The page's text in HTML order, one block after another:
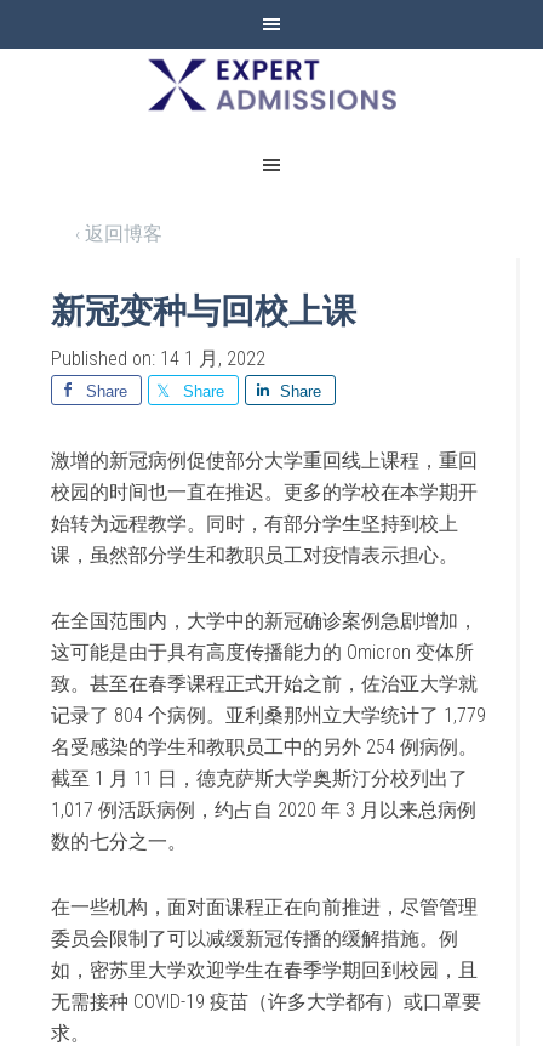
EXPERT
ADMISSIONS
‹ 返回博客
新冠变种与回校上课
Published on: 14 1 月, 2022
Share Share Share
激增的新冠病例促使部分大学重回线上课程，重回
校园的时间也一直在推迟。更多的学校在本学期开
始转为远程教学。同时，有部分学生坚持到校上
课，虽然部分学生和教职员工对疫情表示担心。
在全国范围内，大学中的新冠确诊案例急剧增加，
这可能是由于具有高度传播能力的 Omicron 变体所
致。甚至在春季课程正式开始之前，佐治亚大学就
记录了 804 个病例。亚利桑那州立大学统计了 1,779
名受感染的学生和教职员工中的另外 254 例病例。
截至 1 月 11 日，德克萨斯大学奥斯汀分校列出了
1,017 例活跃病例，约占自 2020 年 3 月以来总病例
数的七分之一。
在一些机构，面对面课程正在向前推进，尽管管理
委员会限制了可以减缓新冠传播的缓解措施。例
如，密苏里大学欢迎学生在春季学期回到校园，且
无需接种 COVID-19 疫苗（许多大学都有）或口罩要
求。